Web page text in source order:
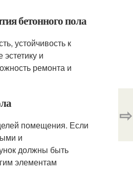
бетонного пола
устойчивость к
и
ремонта и
помещения. Если
и
должны быть
элементам
⇨